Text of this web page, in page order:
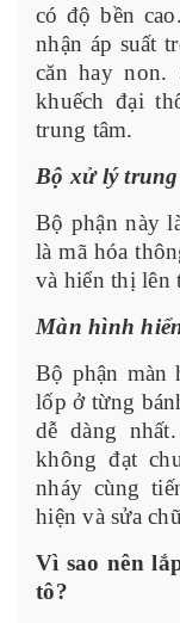
có độ bền
nhận áp suất
căn hay non.
khuếch đại
trung tâm.
Bộ xử lý
Bộ phận này
là mã hóa
và hiển thị lên
Màn hình
Bộ phận màn
lốp ở từng
dễ dàng
không đạt
nháy cùng
hiện và sửa
Vì sao nên
tô?